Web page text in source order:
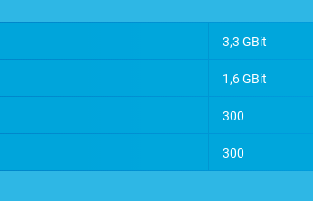
3,3 GBit
1,6 GBit
300
300